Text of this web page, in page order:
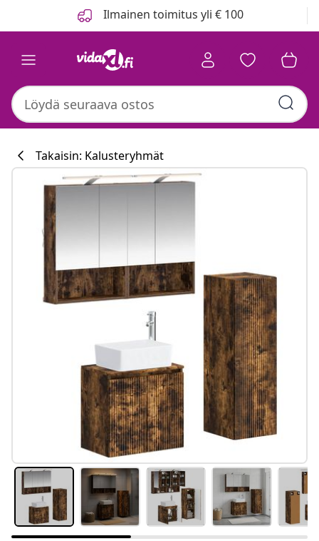
Ilmainen toimitus yli € 100
Takaisin: Kalusteryhmät